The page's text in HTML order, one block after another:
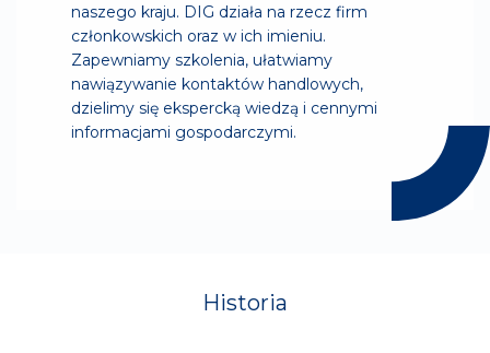
naszego kraju. DIG działa na rzecz firm
członkowskich oraz w ich imieniu.
Zapewniamy szkolenia, ułatwiamy
nawiązywanie kontaktów handlowych,
dzielimy się ekspercką wiedzą i cennymi
informacjami gospodarczymi.
Historia